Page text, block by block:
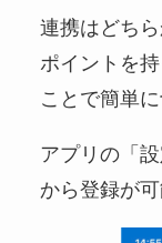
連携はどち
ポイントを
ことで簡単
アプリの「
から登録が可